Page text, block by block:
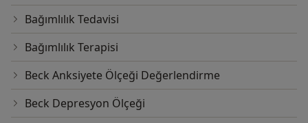
Bağımlılık Tedavisi
Bağımlılık Terapisi
Beck Anksiyete Ölçeği Değerlendirme
Beck Depresyon Ölçeği